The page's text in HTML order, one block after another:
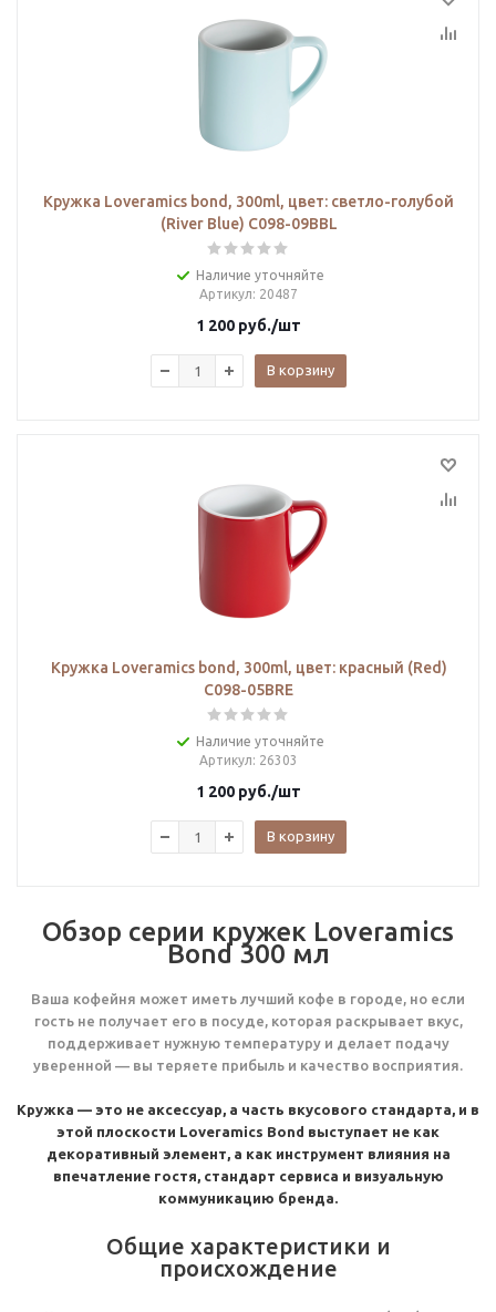
Кружка Loveramics bond, 300ml, цвет: cветло-голубой
(River Blue) C098-09BBL
Наличие уточняйте
Артикул: 20487
1 200 руб./шт
В корзину
Кружка Loveramics bond, 300ml, цвет: красный (Red)
C098-05BRE
Наличие уточняйте
Артикул: 26303
1 200 руб./шт
В корзину
Обзор серии кружек Loveramics
Bond 300 мл
Ваша кофейня может иметь лучший кофе в городе, но если
гость не получает его в посуде, которая раскрывает вкус,
поддерживает нужную температуру и делает подачу
уверенной — вы теряете прибыль и качество восприятия.
Кружка — это не аксессуар, а часть вкусового стандарта, и в
этой плоскости Loveramics Bond выступает не как
декоративный элемент, а как инструмент влияния на
впечатление гостя, стандарт сервиса и визуальную
коммуникацию бренда.
Общие характеристики и
происхождение